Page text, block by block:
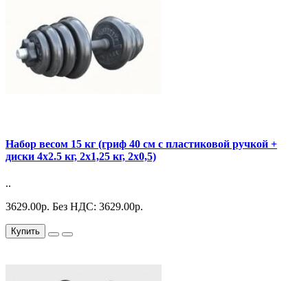
Набор весом 15 кг (гриф 40 см с пластиковой ручкой +
диски 4х2.5 кг, 2х1,25 кг, 2х0,5)
..
3629.00р. Без НДС: 3629.00р.
Купить